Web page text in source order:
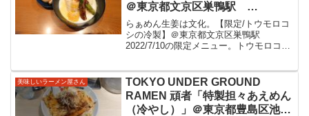
＠東京都文京区巣鴨駅
2022/7/10の限定メニュー。トウ
モロコシの冷たいスープに具材も
たっぷり。トウモロコシの甘さ美
らぁめん生姜は文化。【限定/トウモロコ
シの冷製】＠東京都文京区巣鴨駅
2022/7/10の限定メニュー。トウモロコシ
の甘さを引き立てる美味しい冷やしをい
ただきました。らぁ...
美味しいラーメン屋さん
TOKYO UNDER GROUND
RAMEN 頑者「特製担々あえめん
（冷やし）」＠東京都豊島区池袋